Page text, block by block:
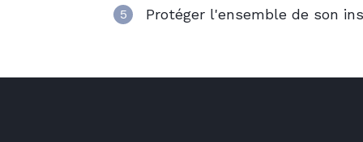
5 Protéger l'ensemble de son